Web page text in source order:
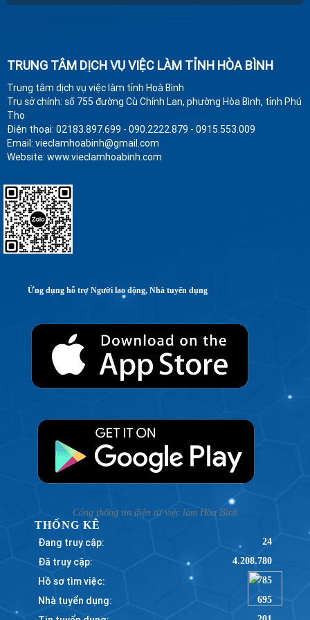
TRUNG TÂM DỊCH VỤ VIỆC LÀM TỈNH HÒA BÌNH
Trung tâm dịch vụ việc làm tỉnh Hoà Bình
Trụ sở chính: số 755 đường Cù Chính Lan, phường Hòa Bình, tỉnh Phú
Thọ
Điện thoại: 02183.897.699 - 090.2222.879 - 0915.553.009
Email: vieclamhoabinh@gmail.com
Website: www.vieclamhoabinh.com
Ứng dụng hỗ trợ Người lao động, Nhà tuyển dụng
Cổng thông tin điện tử việc làm Hòa Bình
THỐNG KÊ
Đang truy cập: 24
Đã truy cập: 4.208.780
Hồ sơ tìm việc: 785
Nhà tuyển dụng: 695